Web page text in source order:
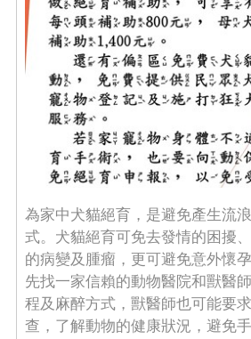
為家中犬貓絕育，是避免產生流
式。犬貓絕育可免去發情的困擾
的病變及腫瘤，更可避免意外懷
先找一家信賴的動物醫院和獸醫
程及麻醉方式，獸醫師也可能要
查，了解動物的健康狀況，避免